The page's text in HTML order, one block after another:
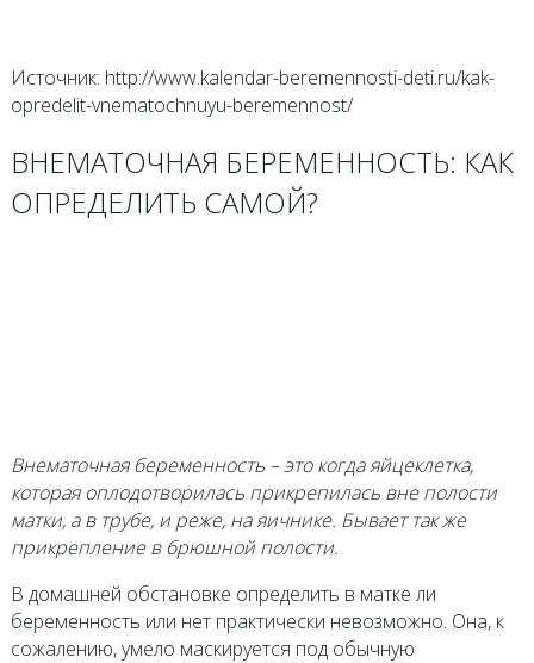
Источник: http://www.kalendar-beremennosti-deti.ru/kak-
opredelit-vnematochnuyu-beremennost/
ВНЕМАТОЧНАЯ БЕРЕМЕННОСТЬ: КАК
ОПРЕДЕЛИТЬ САМОЙ?
Внематочная беременность – это когда яйцеклетка,
которая оплодотворилась прикрепилась вне полости
матки, а в трубе, и реже, на яичнике. Бывает так же
прикрепление в брюшной полости.
В домашней обстановке определить в матке ли
беременность или нет практически невозможно. Она, к
сожалению, умело маскируется под обычную